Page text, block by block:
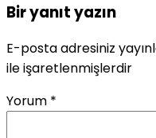
Bir yanıt yazın
E-posta adresiniz
ile işaretlenmişlerdir
Yorum *